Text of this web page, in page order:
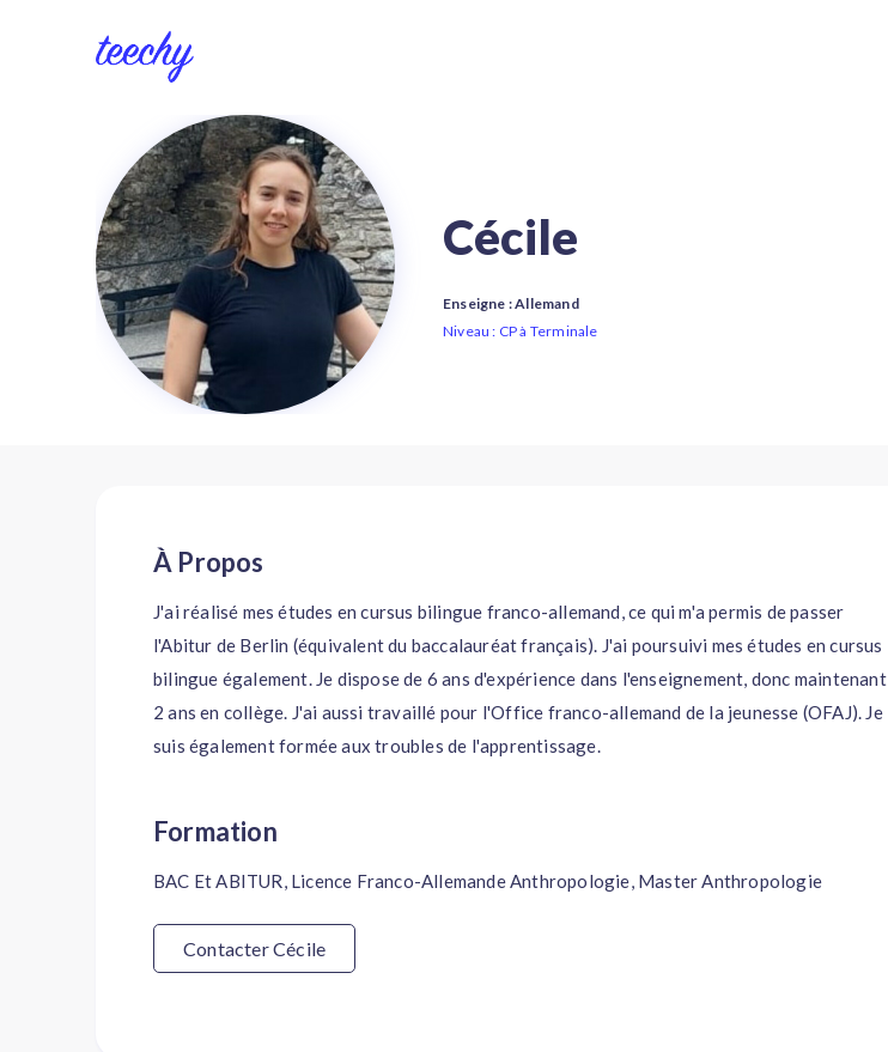
Cécile
Enseigne : Allemand
Niveau : CP à Terminale
À Propos
J'ai réalisé mes études en cursus bilingue franco-allemand, ce qui m'a permis de passer
l'Abitur de Berlin (équivalent du baccalauréat français). J'ai poursuivi mes études en cursus
bilingue également. Je dispose de 6 ans d'expérience dans l'enseignement, donc maintenant
2 ans en collège. J'ai aussi travaillé pour l'Office franco-allemand de la jeunesse (OFAJ). Je
suis également formée aux troubles de l'apprentissage.
Formation
BAC Et ABITUR, Licence Franco-Allemande Anthropologie, Master Anthropologie
Contacter Cécile